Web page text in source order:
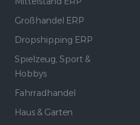
Großhandel ERP
Dropshipping ERP
Spielzeug, Sport &
Hobbys
Fahrradhandel
Haus & Garten